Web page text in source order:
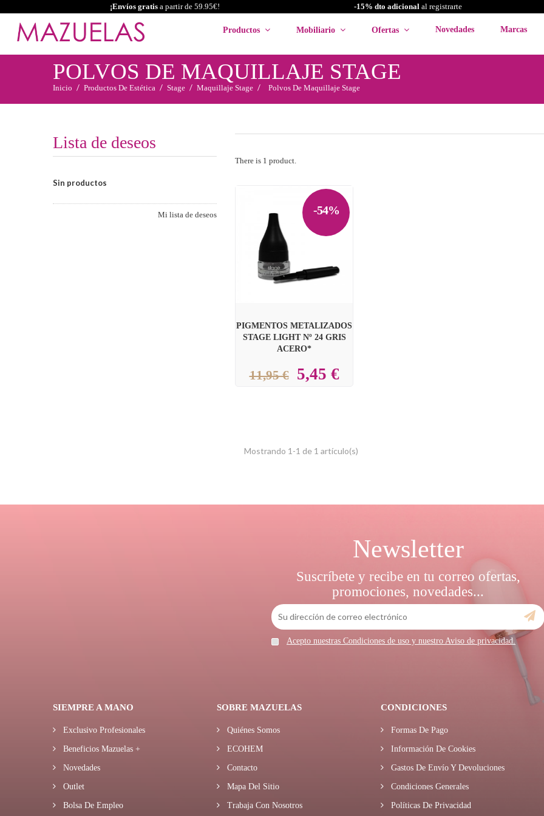
¡Envíos gratisa partir de 59.95€! -15% dto adicionalal registrarte
Productos Mobiliario Ofertas Novedades Marcas
POLVOS DE MAQUILLAJE STAGE
Inicio Productos De Estética Stage Maquillaje Stage Polvos De Maquillaje Stage
Lista de deseos
Sin productos
Mi lista de deseos
There is 1 product.
-54%
PIGMENTOS METALIZADOS
STAGE LIGHT Nº 24 GRIS
ACERO*
11,95 € 5,45 €
Mostrando 1-1 de 1 artículo(s)
Newsletter
Suscríbete y recibe en tu correo ofertas,
promociones, novedades...
Acepto nuestras Condiciones de uso y nuestro Aviso de privacidad.
SIEMPRE A MANO
Exclusivo Profesionales
Beneficios Mazuelas +
Novedades
Outlet
Bolsa De Empleo
SOBRE MAZUELAS
Quiénes Somos
ECOHEM
Contacto
Mapa Del Sitio
Trabaja Con Nosotros
CONDICIONES
Formas De Pago
Información De Cookies
Gastos De Envío Y Devoluciones
Condiciones Generales
Políticas De Privacidad